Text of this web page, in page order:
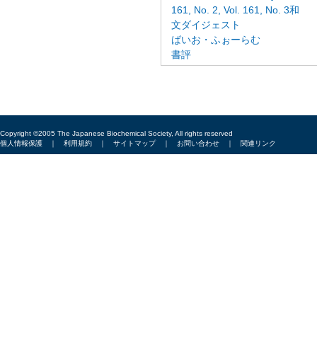
161, No. 2, Vol. 161, No. 3和
文ダイジェスト
ばいお・ふぉーらむ
書評
Copyright ©2005 The Japanese Biochemical Society, All rights reserved
個人情報保護 ｜ 利用規約 ｜ サイトマップ｜ お問い合わせ ｜ 関連リンク